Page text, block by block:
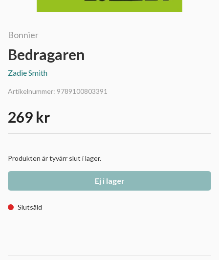
Bonnier
Bedragaren
Zadie Smith
Artikelnummer: 9789100803391
269 kr
Produkten är tyvärr slut i lager.
Ej i lager
Slutsåld